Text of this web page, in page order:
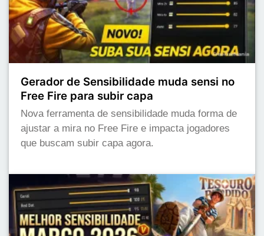
Gerador de Sensibilidade muda sensi no
Free Fire para subir capa
Nova ferramenta de sensibilidade muda forma de
ajustar a mira no Free Fire e impacta jogadores
que buscam subir capa agora.